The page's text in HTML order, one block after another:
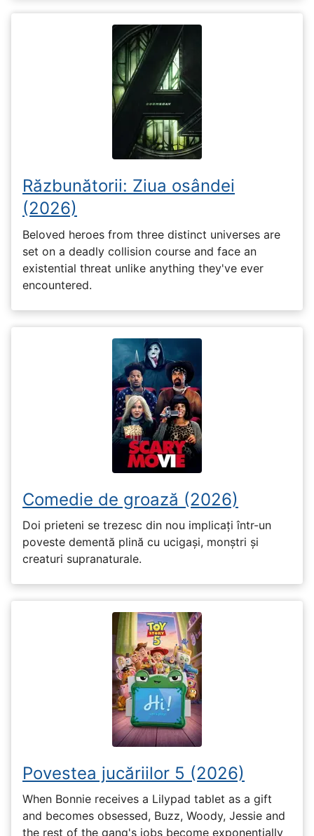
Răzbunătorii: Ziua osândei
(2026)
Beloved heroes from three distinct universes are
set on a deadly collision course and face an
existential threat unlike anything they've ever
encountered.
Comedie de groază (2026)
Doi prieteni se trezesc din nou implicați într-un
poveste dementă plină cu ucigași, monștri și
creaturi supranaturale.
Povestea jucăriilor 5 (2026)
When Bonnie receives a Lilypad tablet as a gift
and becomes obsessed, Buzz, Woody, Jessie and
the rest of the gang's jobs become exponentially